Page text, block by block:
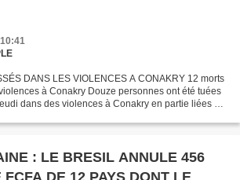
DANS LES VIOLENCES A CONAKRY 12 morts
à Conakry Douze personnes ont été tuées
dans des violences à Conakry en partie liées à
: LE BRESIL ANNULE 456
DE 12 PAYS DONT LE